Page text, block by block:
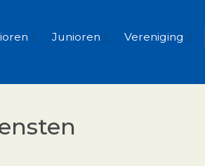
Junioren Vereniging